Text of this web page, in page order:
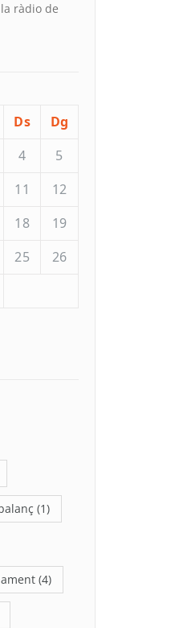
ràdio de
Ds
Dg
4
5
11
12
18
19
25
26
(1)
(4)